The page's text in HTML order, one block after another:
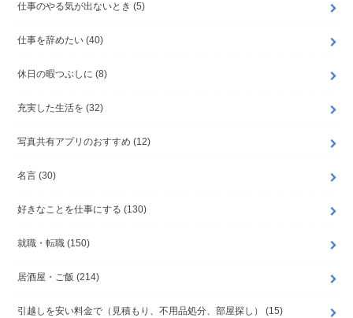
仕事のやる気が出ないとき (5)
仕事を辞めたい (40)
休日の暇つぶしに (8)
充実した生活を (32)
写真共有アプリのおすすめ (12)
名言 (30)
好きなことを仕事にする (130)
就職・転職 (150)
居酒屋・ご飯 (214)
引越しを安い料金で（見積もり、不用品処分、部屋探し） (15)